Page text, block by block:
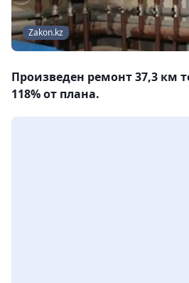
Zakon.kz
Произведен ремонт 37,3 км
118% от плана.